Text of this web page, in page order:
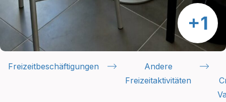
Freizeitbeschäftigungen
Andere
Freizeitaktivitäten